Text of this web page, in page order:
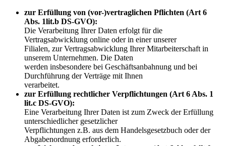
zur Erfüllung von (vor-)vertraglichen Pflichten (Art 6
Abs. 1lit.b DS-GVO):
Die Verarbeitung Ihrer Daten erfolgt für die
Vertragsabwicklung online oder in einer unserer
Filialen, zur Vertragsabwicklung Ihrer Mitarbeiterschaft in
unserem Unternehmen. Die Daten
werden insbesondere bei Geschäftsanbahnung und bei
Durchführung der Verträge mit Ihnen
verarbeitet.
zur Erfüllung rechtlicher Verpflichtungen (Art 6 Abs. 1
lit.c DS-GVO):
Eine Verarbeitung Ihrer Daten ist zum Zweck der Erfüllung
unterschiedlicher gesetzlicher
Verpflichtungen z.B. aus dem Handelsgesetzbuch oder der
Abgabenordnung erforderlich.